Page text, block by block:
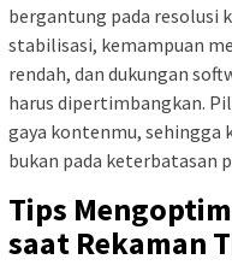
bergantung pada resolusi
stabilisasi, kemampuan
rendah, dan dukungan
harus dipertimbangkan.
gaya kontenmu, sehingga
bukan pada keterbatasan
Tips
saat Rekaman